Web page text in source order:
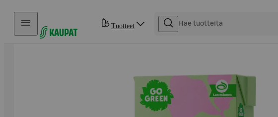
Hyppää sisältöön
Tuotteet